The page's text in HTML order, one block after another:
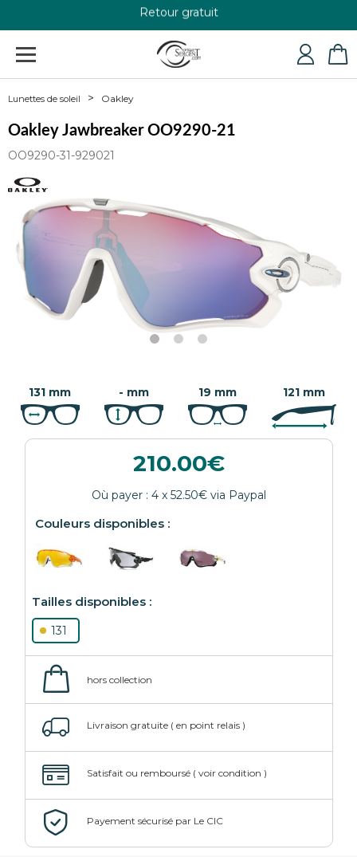
+33 4 79 24 76 84
Lunettes de soleil Oakley
Oakley Jawbreaker OO9290-21
OO9290-31-929021
131 mm - mm 19 mm 121 mm
210.00
131